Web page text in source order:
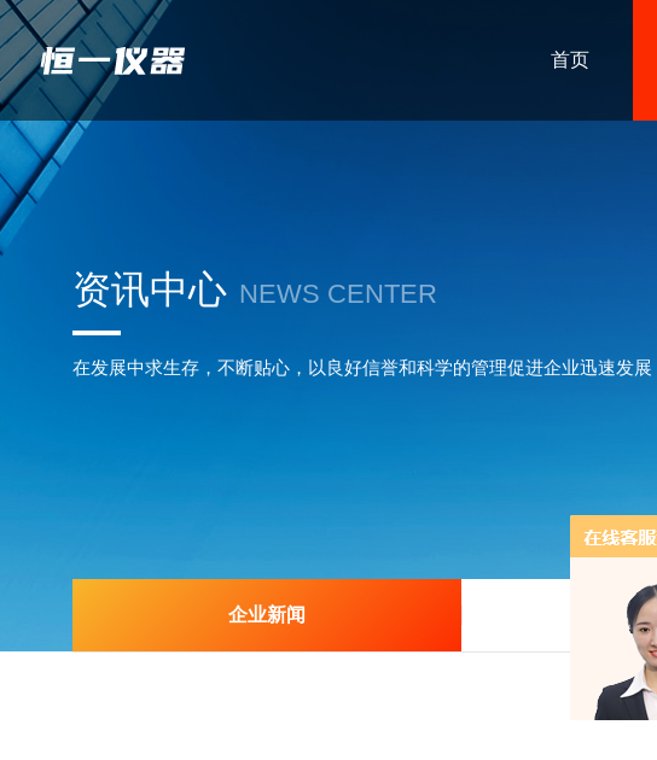
首页
资讯中心 NEWS CENTER
在发展中求生存，不断贴心，以良好信誉和科学的管理促进企业迅速发展
企业新闻 技